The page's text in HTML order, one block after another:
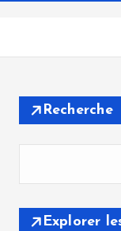
Recherche
Explorer